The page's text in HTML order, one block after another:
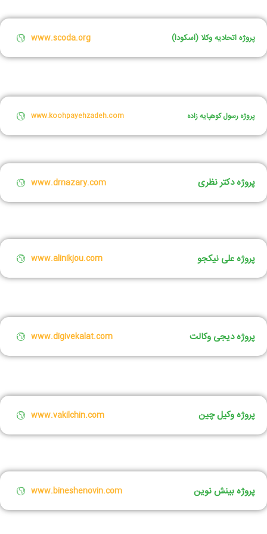
پروژه اتحادیه وکلا (اسکودا) www.scoda.org
پروژه رسول کوهپایه زاده www.koohpayehzadeh.com
پروژه دکتر نظری www.drnazary.com
پروژه علی نیکجو www.alinikjou.com
پروژه دیجی وکالت www.digivekalat.com
پروژه وکیل چین www.vakilchin.com
پروژه بینش نوین www.bineshenovin.com